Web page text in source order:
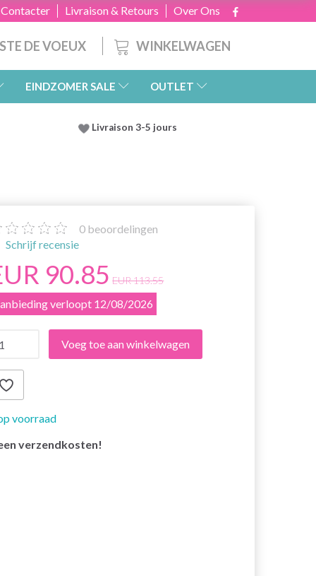
Over Ons
Livraison & Retours
WINKELWAGEN
DE VOEUX
EINDZOMER SALE OUTLET
Livraison 3-5 jours
0 beoordelingen
Schrijf recensie
90.85 EUR 113.55
verloopt 12/08/2026
Voeg toe aan winkelwagen
voorraad
verzendkosten!